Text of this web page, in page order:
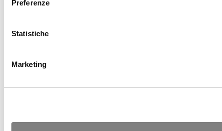
Preferenze
Statistiche
Marketing
SEGUICI SUI SOCIAL
Blocco Carte
Privacy